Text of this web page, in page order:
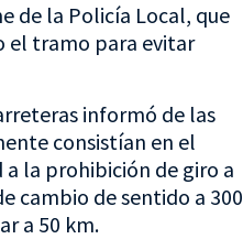
de la Policía Local, que
el tramo para evitar
informó de las
consistían en el
la prohibición de giro a
cambio de sentido a 300
a 50 km.